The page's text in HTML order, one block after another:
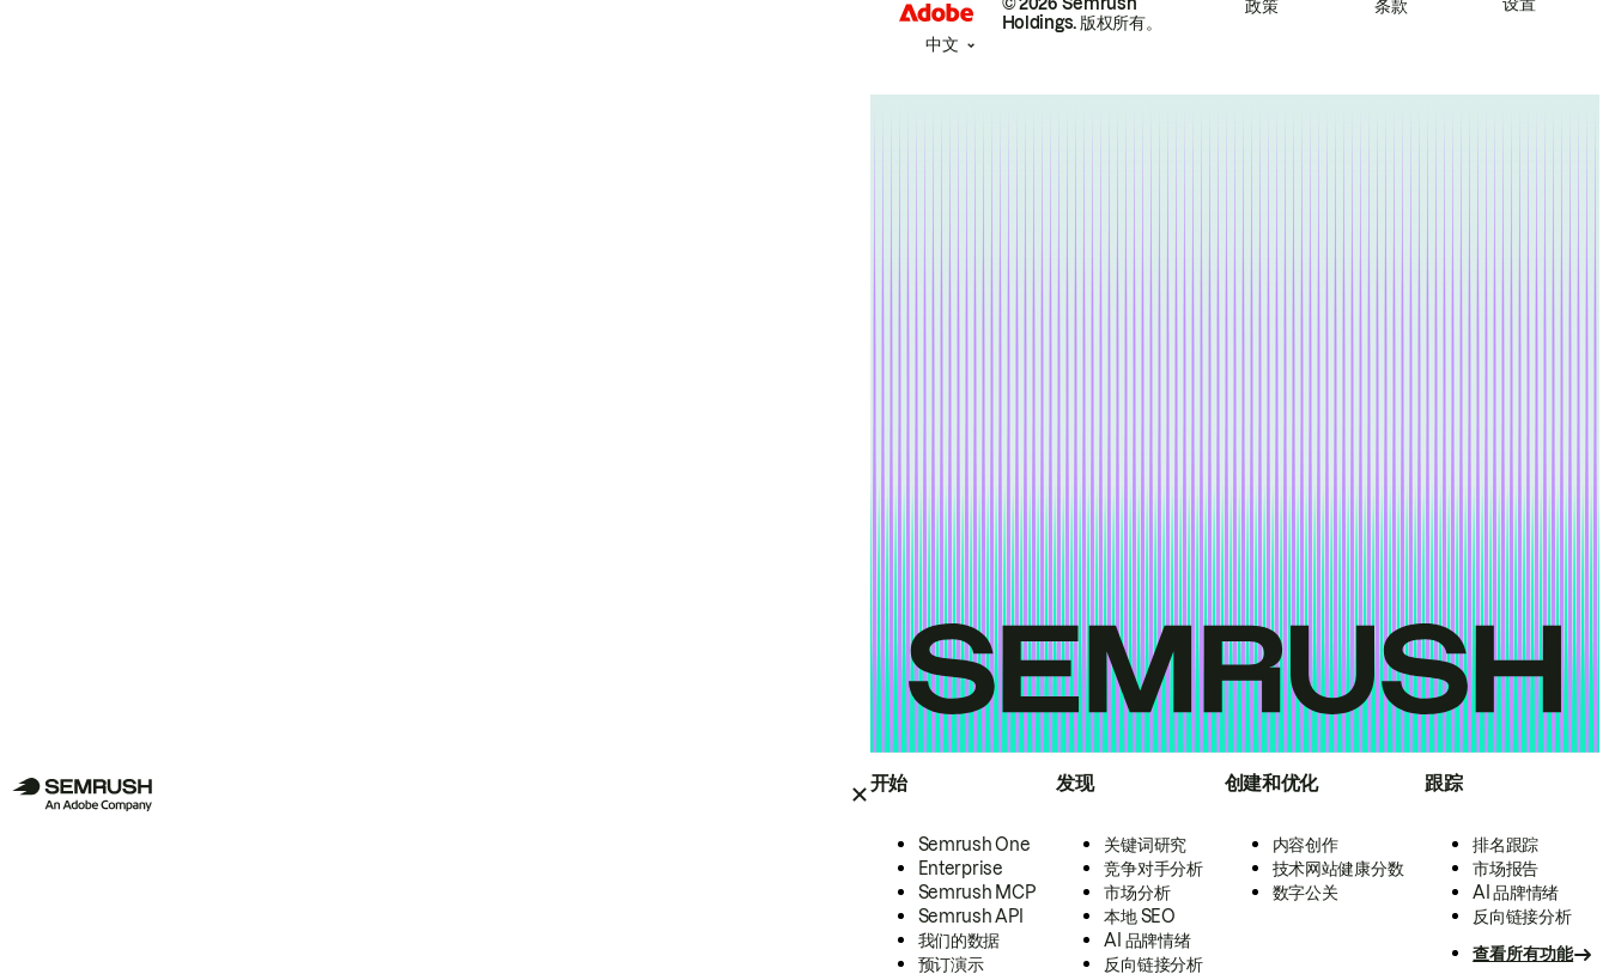
开始
Semrush One
Enterprise
Semrush MCP
Semrush API
我们的数据
预订演示
发现
关键词研究
竞争对手分析
市场分析
本地 SEO
AI 品牌情绪
反向链接分析
创建和优化
内容创作
技术网站健康分数
数字公关
跟踪
排名跟踪
市场报告
AI 品牌情绪
反向链接分析
查看所有功能
Holdings. 版权所有。
政策
条款
中文